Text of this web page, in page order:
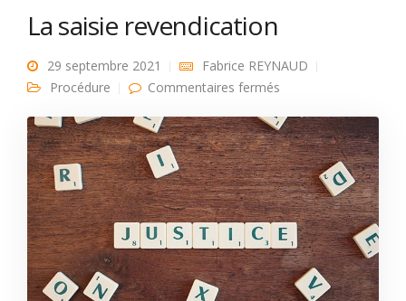
La saisie revendication
29 septembre 2021
Fabrice REYNAUD
Procédure
Commentaires fermés